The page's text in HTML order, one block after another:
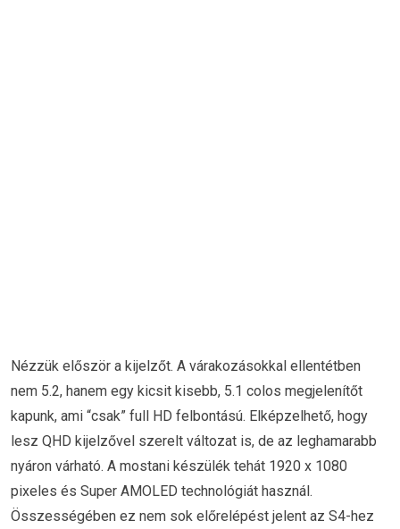
Nézzük először a kijelzőt. A várakozásokkal ellentétben
nem 5.2, hanem egy kicsit kisebb, 5.1 colos megjelenítőt
kapunk, ami “csak” full HD felbontású. Elképzelhető, hogy
lesz QHD kijelzővel szerelt változat is, de az leghamarabb
nyáron várható. A mostani készülék tehát 1920 x 1080
pixeles és Super AMOLED technológiát használ.
Összességében ez nem sok előrelépést jelent az S4-hez